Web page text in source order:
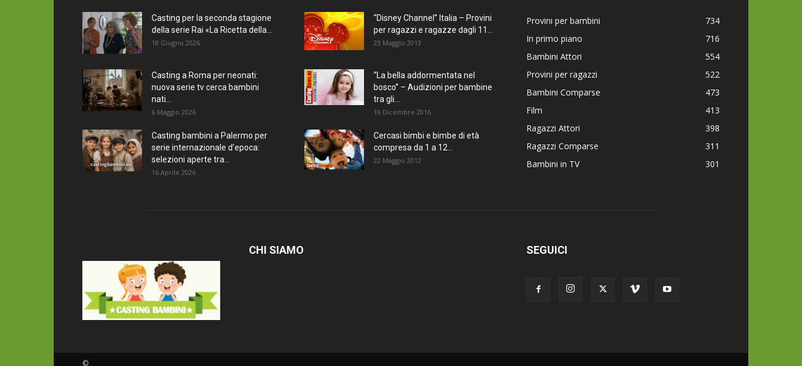
Casting per la seconda stagione
della serie Rai «La Ricetta della...
18 Giugno 2026
Casting a Roma per neonati:
nuova serie tv cerca bambini
nati...
6 Maggio 2026
Casting bambini a Palermo per
serie internazionale d’epoca:
selezioni aperte tra...
16 Aprile 2026
“Disney Channel” Italia – Provini
per ragazzi e ragazze dagli 11...
23 Maggio 2013
“La bella addormentata nel
bosco” – Audizioni per bambine
tra gli...
19 Dicembre 2016
Cercasi bimbi e bimbe di età
compresa da 1 a 12...
22 Maggio 2012
Provini per bambini
734
In primo piano
716
Bambini Attori
554
Provini per ragazzi
522
Bambini Comparse
473
Film
413
Ragazzi Attori
398
Ragazzi Comparse
311
Bambini in TV
301
CHI SIAMO SEGUICI
©